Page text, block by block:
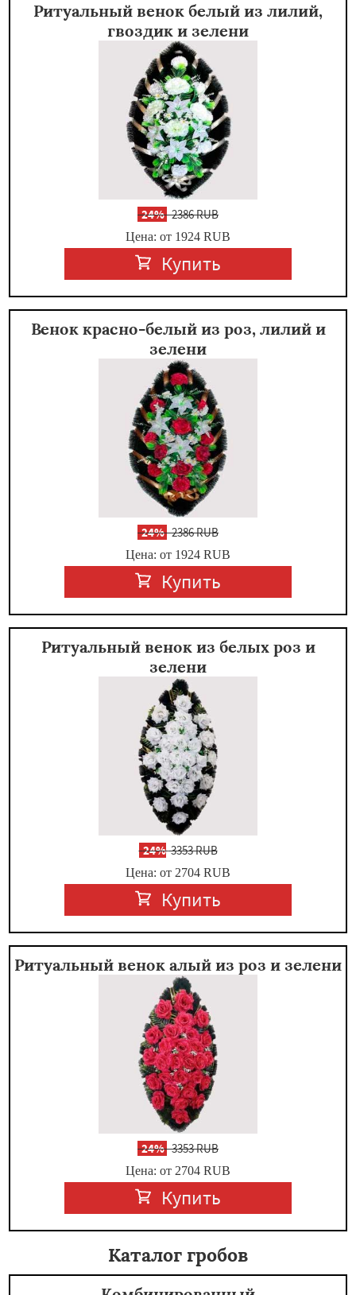
Ритуальный венок белый из лилий,
гвоздик и зелени
-24%2386 RUB
Цена: от 1924 RUB
Купить
Венок красно-белый из роз, лилий и
зелени
-24%2386 RUB
Цена: от 1924 RUB
Купить
Ритуальный венок из белых роз и
зелени
-24%3353 RUB
Цена: от 2704 RUB
Купить
Ритуальный венок алый из роз и зелени
-24%3353 RUB
Цена: от 2704 RUB
Купить
Каталог гробов